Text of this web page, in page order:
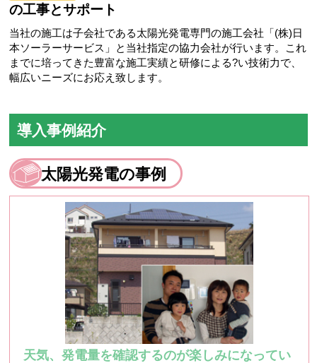
の工事とサポート
当社の施工は子会社である太陽光発電専門の施工会社「(株)日
本ソーラーサービス」と当社指定の協力会社が行います。これ
までに培ってきた豊富な施工実績と研修による?い技術力で、
幅広いニーズにお応え致します。
導入事例紹介
太陽光発電の事例
天気、発電量を確認するのが楽しみになってい